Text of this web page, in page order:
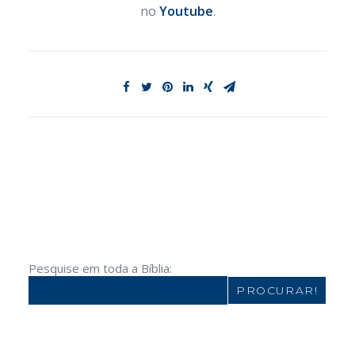
no Youtube.
Pesquise em toda a Bíblia: